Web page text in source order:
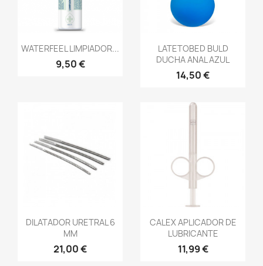
Vista rápida
WATERFEEL LIMPIADOR...
9,50 €
Vista rápida
LATETOBED BULD
DUCHA ANAL AZUL
14,50 €
Vista rápida
DILATADOR URETRAL 6
MM
21,00 €
Vista rápida
CALEX APLICADOR DE
LUBRICANTE
11,99 €